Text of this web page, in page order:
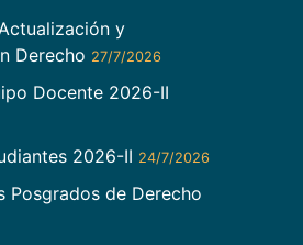
y
Derecho 27/7/2026
Docente 2026-II
2026-II 24/7/2026
Posgrados de Derecho